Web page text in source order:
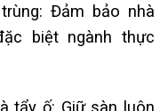
Đảm bảo nhà
biệt ngành thực
tẩy ố: Giữ sàn luôn